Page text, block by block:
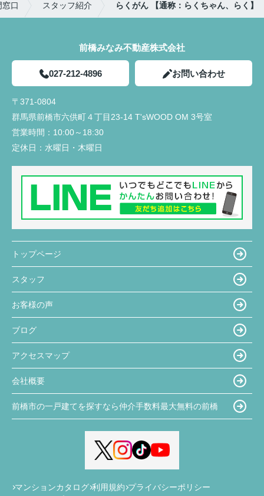
口 スタッフ紹介 らくがん 【通称：らくちゃん、らく】
前橋みなみ不動産株式会社
027-212-4896 お問い合わせ
〒371-0804
群馬県前橋市六供町４丁目23‐14 T'sWOOD OM 3号室
営業時間： 10:00～18:30
定休日： 水曜日・木曜日
トップページ
スタッフ
お客様の声
ブログ
アクセスマップ
会社概要
前橋市の一戸建てを探すなら仲介手数料最大無料の前橋
マンションカタログ 利用規約 プライバシーポリシー